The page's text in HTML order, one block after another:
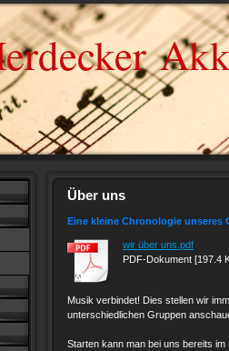
Über uns
Eine kleine Chronologie unseres
wir über uns.pdf
PDF-Dokument [197.4
Musik verbindet! Dies stellen wir
unterschiedlichen Gruppen
Starten kann man bei uns bereits